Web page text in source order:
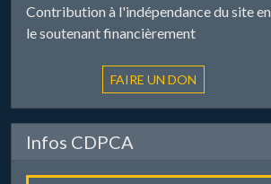
Contribution à l'indépendance du site en
le soutenant financièrement
Infos CDPCA